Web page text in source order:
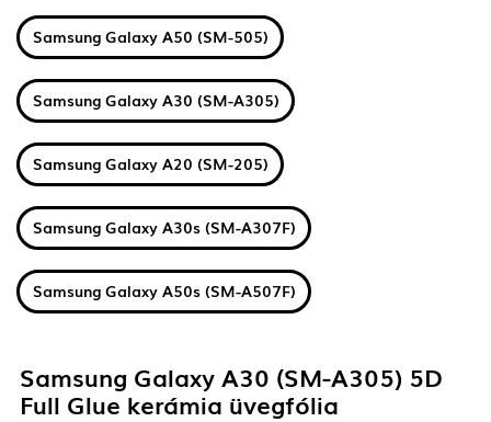
Samsung Galaxy A50 (SM-505)
Samsung Galaxy A30 (SM-A305)
Samsung Galaxy A20 (SM-205)
Samsung Galaxy A30s (SM-A307F)
Samsung Galaxy A50s (SM-A507F)
Samsung Galaxy A30 (SM-A305) 5D
Full Glue kerámia üvegfólia